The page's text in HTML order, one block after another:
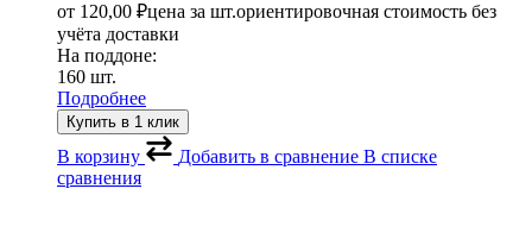
от 120,00 ₽цена за шт.ориентировочная стоимость без
учёта доставки
На поддоне:
160 шт.
Подробнее
Купить в 1 клик
В корзину Добавить в сравнение В списке
сравнения